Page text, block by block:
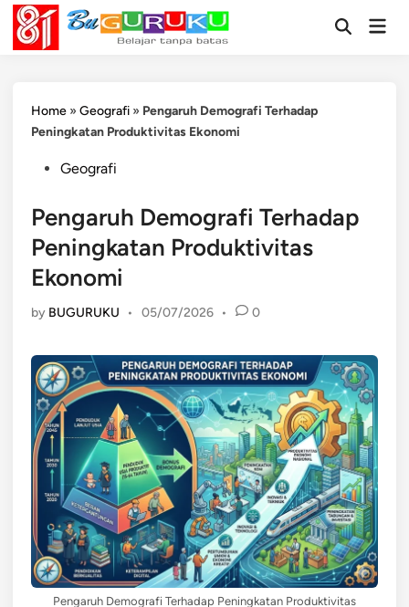
Skip
content
OpenMain
Home »Geografi » Pengaruh Demografi Terhadap
Peningkatan Produktivitas Ekonomi
PostedGeografi
Pengaruh Demografi Terhadap
Peningkatan Produktivitas
Ekonomi
by BUGURUKU • 05/07/2026 • 0
Pengaruh Demografi Terhadap Peningkatan Produktivitas